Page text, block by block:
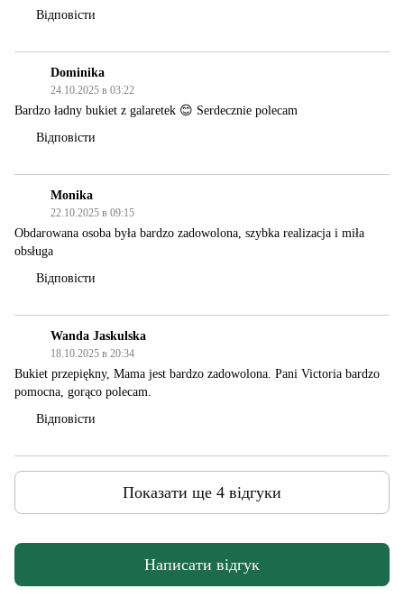
Відповісти
Dominika
24.10.2025 в 03:22
Bardzo ładny bukiet z galaretek 😊 Serdecznie polecam
Відповісти
Monika
22.10.2025 в 09:15
Obdarowana osoba była bardzo zadowolona, szybka realizacja i miła
obsługa
Відповісти
Wanda Jaskulska
18.10.2025 в 20:34
Bukiet przepiękny, Mama jest bardzo zadowolona. Pani Victoria bardzo
pomocna, gorąco polecam.
Відповісти
Показати ще 4 відгуки
Написати відгук